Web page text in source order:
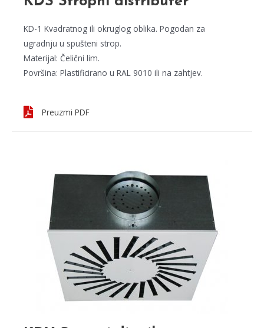
KD-1 Kvadratnog ili okruglog oblika. Pogodan za
ugradnju u spušteni strop.
Materijal: Čelični lim.
Površina: Plastificirano u RAL 9010 ili na zahtjev.
Preuzmi PDF